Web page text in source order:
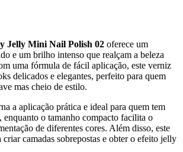
Jelly Mini Nail Polish 02 oferece um
e um brilho intenso que realçam a beleza
uma fórmula de fácil aplicação, este verniz
delicados e elegantes, perfeito para quem
mas cheio de estilo.
a aplicação prática e ideal para quem tem
enquanto o tamanho compacto facilita o
de diferentes cores. Além disso, este
camadas sobrepostas e obter o efeito jelly